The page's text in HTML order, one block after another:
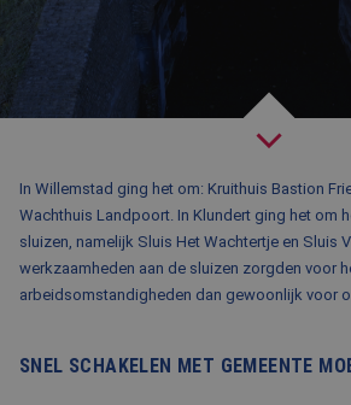
NIEUWS
BLOG
FAQ
CONTACT
WERKEN BIJ BALEMANS
In Willemstad ging het om: Kruithuis Bastion
Wachthuis Landpoort. In Klundert ging het om
sluizen, namelijk Sluis Het Wachtertje en Sluis
werkzaamheden aan de sluizen zorgden voor
arbeidsomstandigheden dan gewoonlijk voor
SNEL SCHAKELEN MET GEMEENTE